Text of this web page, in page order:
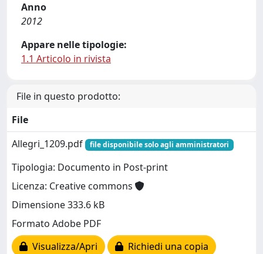
Anno
2012
Appare nelle tipologie:
1.1 Articolo in rivista
File in questo prodotto:
File
Allegri_1209.pdf
file disponibile solo agli amministratori
Tipologia: Documento in Post-print
Licenza: Creative commons
Dimensione 333.6 kB
Formato Adobe PDF
Visualizza/Apri
Richiedi una copia